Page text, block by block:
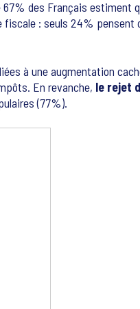
67% des Français
: seuls 24% pensent
à une augmentation
En revanche, le rejet
(77%).